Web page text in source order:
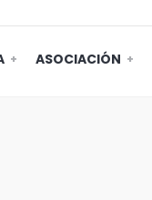
ASOCIACIÓN